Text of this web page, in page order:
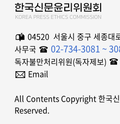
04520 서울시 중구 세종대
사무국
02-734-3081 ~
독자불만처리위원(독자제보)
Email
All Contents Copyright 한국
Reserved.